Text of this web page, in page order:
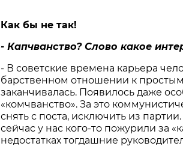
Как бы не так!
- Капчванство? Слово какое
- В советские времена карьера
барственном отношении к
заканчивалась. Появилось даже
«комчванство». За это
снять с поста, исключить из
сейчас у нас кого-то пожурили за
недостатках тогдашние